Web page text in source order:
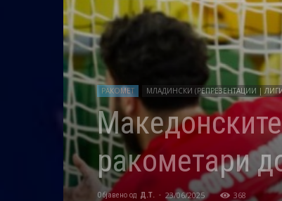
РАКОМЕТ МЛАДИНСКИ (РЕПРЕЗЕНТАЦИИ |
ракометари
Објавено од Д.Т. - 23/06/2025 368